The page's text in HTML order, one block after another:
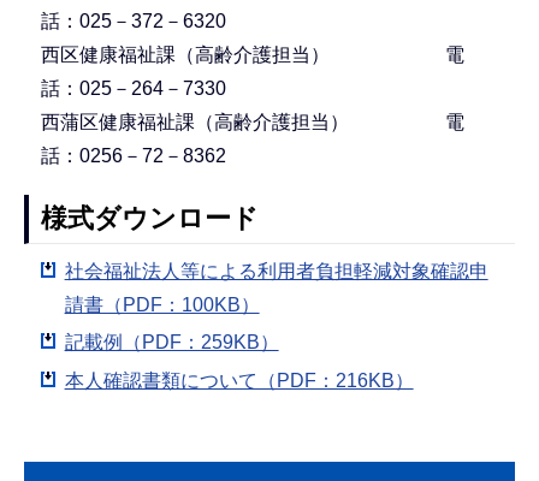
話：025－372－6320
西区健康福祉課（高齢介護担当） 電
話：025－264－7330
西蒲区健康福祉課（高齢介護担当） 電
話：0256－72－8362
様式ダウンロード
社会福祉法人等による利用者負担軽減対象確認申
請書（PDF：100KB）
記載例（PDF：259KB）
本人確認書類について（PDF：216KB）